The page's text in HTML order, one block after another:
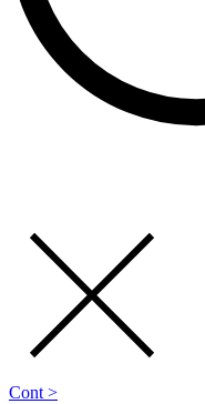
Cont >